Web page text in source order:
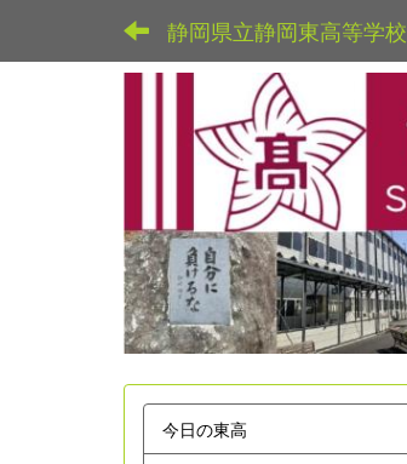
静岡県立静岡東高等学校
今日の東高